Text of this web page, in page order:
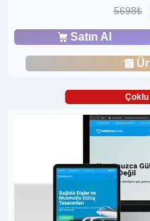
5698₺
Satın Al